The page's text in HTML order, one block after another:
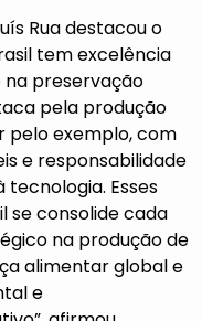
Rua destacou o
tem excelência
na preservação
pela produção
pelo exemplo, com
e responsabilidade
tecnologia. Esses
se consolide cada
na produção de
alimentar global e
e